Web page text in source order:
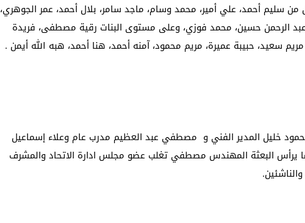
سليم أحمد، علي أمير، محمد وسام، ماجد سامر، بلال أحمد، عمر الجوهري،
الرحمن حسين، محمد فوزي، وعلى مستوى البنات رقية مصطفى، فريدة
سعيد، حبيبة عميرة، مريم محمود، آمنه أحمد، هنا أحمد، هبه الله أيمن .
محمود خليل المدير الفني و مصطفي عبد العظيم مدرب عام وعلاء إسماعيل
يرأس البعثة المهندس مصطفي تغلب عضو مجلس ادارة الاتحاد والمشرف